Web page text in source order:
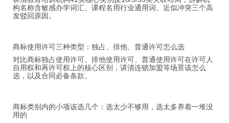
构名称含敏感办学词汇、课程名用行业通用词、近似冲突三个高
发驳回原因。
商标使用许可三种类型：独占、排他、普通许可怎么选
对比商标独占使用许可、排他使用许可、普通使用许可在许可人
自用权和再许可权上的核心区别，讲清连锁加盟等场景该怎么
选，以及合同必备条款。
商标类别内的小项该选几个：选太少不够用，选太多养着一堆没
用的